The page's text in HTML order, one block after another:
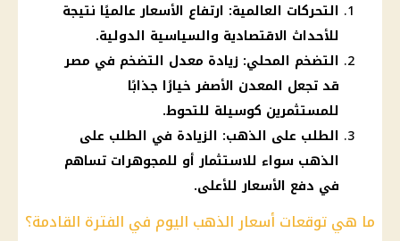
التحركات العالمية: ارتفاع الأسعار عالميًا نتيجة
للأحداث الاقتصادية والسياسية الدولية.
التضخم المحلي: زيادة معدل التضخم في مصر
قد تجعل المعدن الأصفر خيارًا جذابًا
للمستثمرين كوسيلة للتحوط.
الطلب على الذهب: الزيادة في الطلب على
الذهب سواء للاستثمار أو للمجوهرات تساهم
في دفع الأسعار للأعلى.
ما هي توقعات أسعار الذهب اليوم في الفترة القادمة؟